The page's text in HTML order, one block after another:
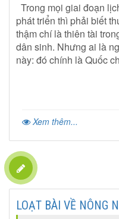
Trong mọi giai đoạn
phát triển thì phải biết
thậm chí là thiên tài
dân sinh. Nhưng ai là
này: đó chính là Quốc
Xem thêm...
LOẠT BÀI VỀ NÔNG